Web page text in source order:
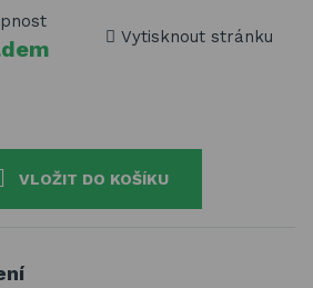
Vytisknout stránku
VLOŽIT DO KOŠÍKU